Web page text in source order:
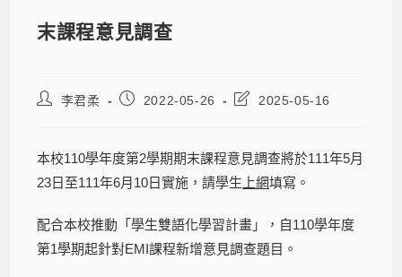
末課程意見調查
李君柔 2022-05-26 2025-05-16
本校110學年度第2學期期末課程意見調查將於111年5月
23日至111年6月10日實施，請學生 上網填寫。
配合本校推動「學生雙語化學習計畫」，自110學年度
第1學期起針對EMI課程新增意見調查題目。